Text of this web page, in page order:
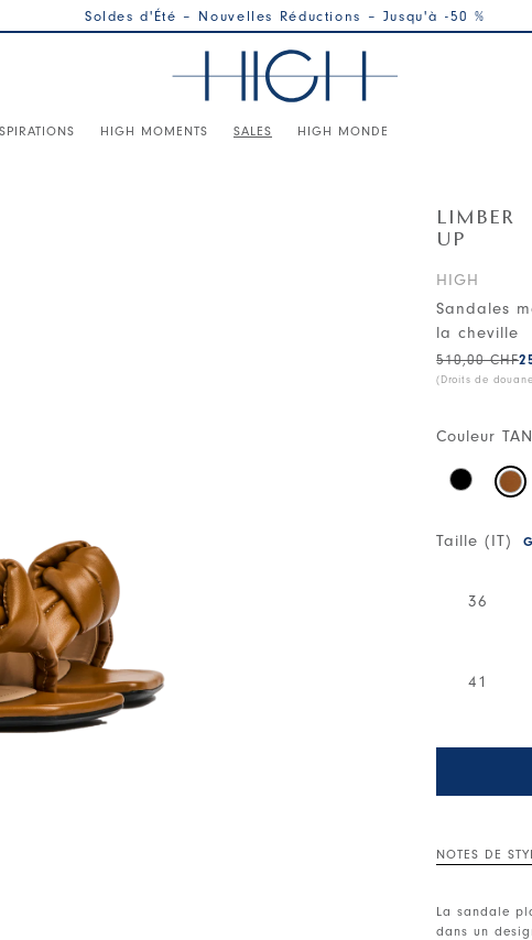
Soldes d'Été – Nouvelles Réductions – Jusqu'à -50 %
HIGH MOMENTS SALES HIGH MONDE
LIMBER
UP
HIGH
Sandales
la cheville
510,00 CHF
(Droits de
Couleur
Taille (IT)
36
41
NOTES DE
La sandale
dans un